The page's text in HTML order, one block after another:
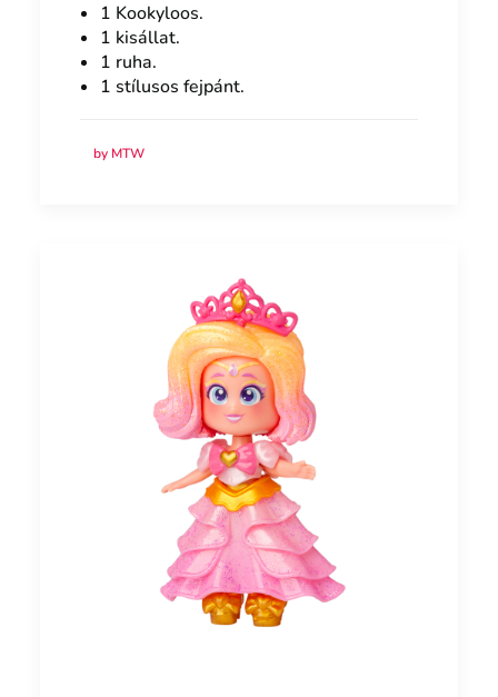
1 Kookyloos.
1 kisállat.
1 ruha.
1 stílusos fejpánt.
by MTW